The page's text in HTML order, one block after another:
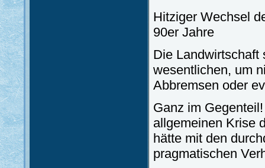
Hitziger Wechsel
90er Jahre
Die Landwirtschaft
wesentlichen, um
Abbremsen oder
Ganz im
allgemeinen Krise
hätte mit den
pragmatischen